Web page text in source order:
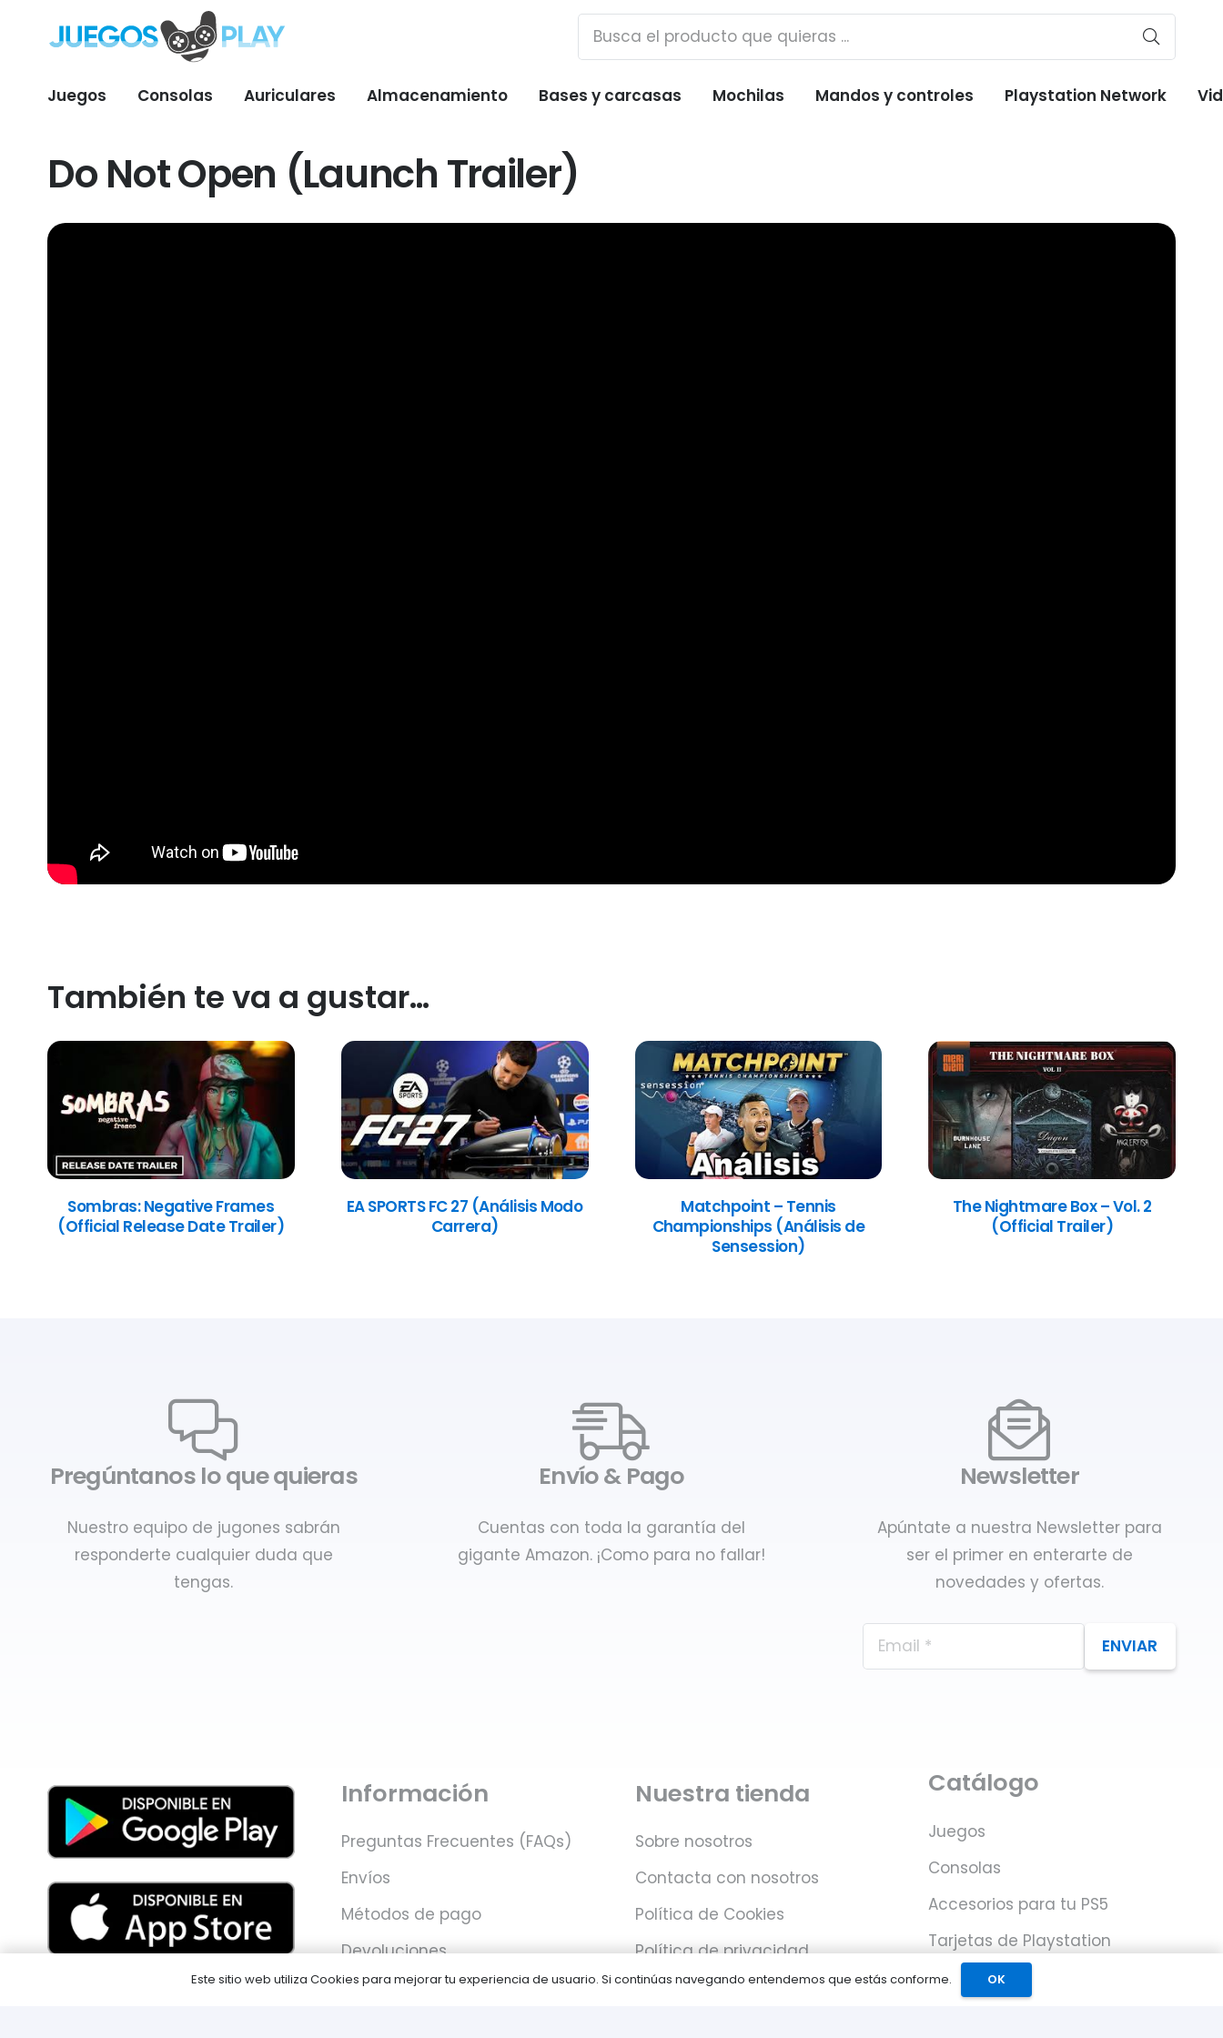
Juegos Consolas Auriculares Almacenamiento Bases y carcasas Mochilas Mandos y controles Playstation Network
Do Not Open (Launch Trailer)
También te va a gustar…
Sombras: Negative Frames
(Official Release Date Trailer)
EA SPORTS FC 27 (Análisis Modo
Carrera)
Matchpoint – Tennis
Championships (Análisis de
Sensession)
The Nightmare Box – Vol. 2
(Official Trailer)
Pregúntanos lo que quieras
Nuestro equipo de jugones sabrán
responderte cualquier duda que
tengas.
Envío & Pago
Cuentas con toda la garantía del
gigante Amazon. ¡Como para no fallar!
Newsletter
Apúntate a nuestra Newsletter para
ser el primer en enterarte de
novedades y ofertas.
ENVIAR
Información
Preguntas Frecuentes (FAQs)
Envíos
Métodos de pago
Devoluciones
Nuestra tienda
Sobre nosotros
Contacta con nosotros
Política de Cookies
Política de privacidad
Catálogo
Juegos
Consolas
Accesorios para tu PS5
Tarjetas de Playstation
Network
Este sitio web utiliza Cookies para mejorar tu experiencia de usuario. Si continúas navegando entendemos que estás conforme. OK